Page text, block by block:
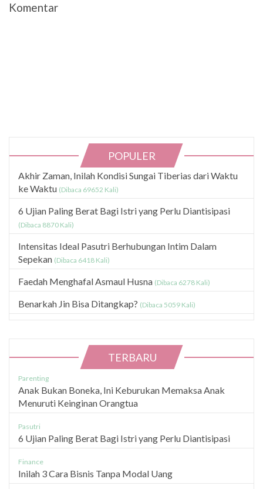
Komentar
POPULER
Akhir Zaman, Inilah Kondisi Sungai Tiberias dari Waktu
ke Waktu (Dibaca 69652 Kali)
6 Ujian Paling Berat Bagi Istri yang Perlu Diantisipasi
(Dibaca 8870 Kali)
Intensitas Ideal Pasutri Berhubungan Intim Dalam
Sepekan (Dibaca 6418 Kali)
Faedah Menghafal Asmaul Husna (Dibaca 6278 Kali)
Benarkah Jin Bisa Ditangkap? (Dibaca 5059 Kali)
TERBARU
Parenting
Anak Bukan Boneka, Ini Keburukan Memaksa Anak
Menuruti Keinginan Orangtua
Pasutri
6 Ujian Paling Berat Bagi Istri yang Perlu Diantisipasi
Finance
Inilah 3 Cara Bisnis Tanpa Modal Uang